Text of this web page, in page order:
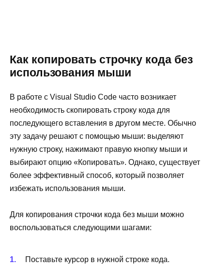
Как копировать строчку кода без
использования мыши
В работе с Visual Studio Code часто возникает
необходимость скопировать строку кода для
последующего вставления в другом месте. Обычно
эту задачу решают с помощью мыши: выделяют
нужную строку, нажимают правую кнопку мыши и
выбирают опцию «Копировать». Однако, существует
более эффективный способ, который позволяет
избежать использования мыши.
Для копирования строчки кода без мыши можно
воспользоваться следующими шагами:
Поставьте курсор в нужной строке кода.